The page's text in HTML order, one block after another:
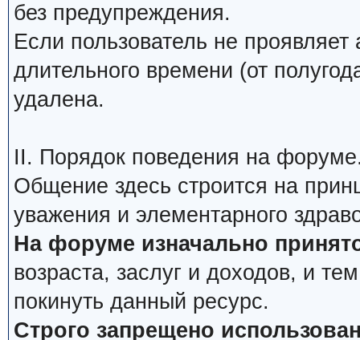
без предупреждения.
Если пользователь не
длительного времени (от
удалена.
II. Порядок поведения на
Общение здесь строится на
уважения и элементарного
На форуме изначально
возраста, заслуг и доходов, и
покинуть данный ресурс.
Строго запрещено